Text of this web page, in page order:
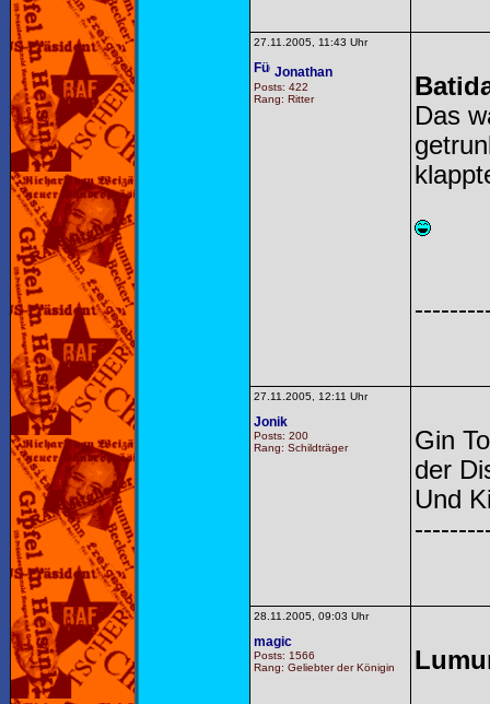
27.11.2005, 11:43 Uhr
Jonathan
Posts: 422
Rang: Ritter
Das
27.11.2005, 12:11 Uhr
Jonik
Posts: 200
Rang: Schildträger
Gin
der
Und
28.11.2005, 09:03 Uhr
magic
Posts: 1566
Rang: Geliebter der Königin